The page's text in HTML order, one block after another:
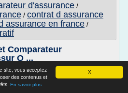
X
site, vous acceptez
des contenus et
En savoir plus
d'assurance /
/ contrat d assurance
assurance en france /
Comparateur
O ...
d'assurance Autofirst